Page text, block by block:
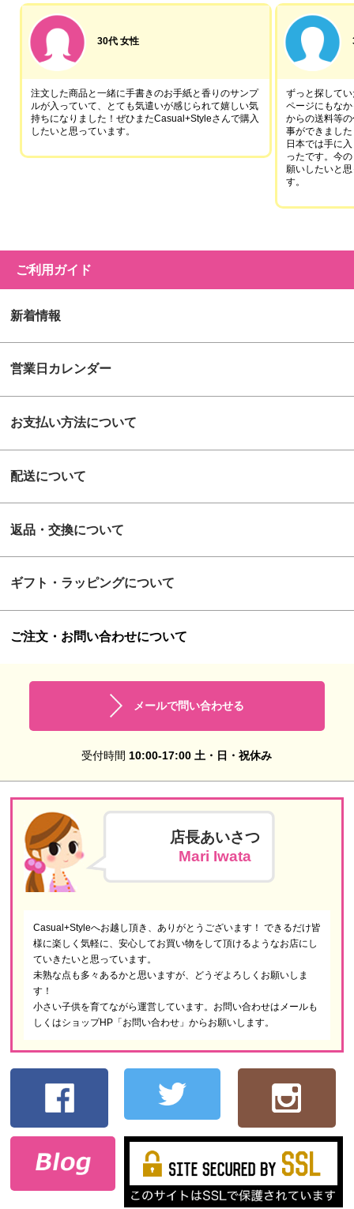
30代 女性
注文した商品と一緒に手書きのお手紙と香りのサンプ
ルが入っていて、とても気遣いが感じられて嬉しい気
持ちになりました！ぜひまたCasual+Styleさんで購入
したいと思っています。
ずっと探して
ページにもな
からの送料等
事ができました
日本では手に
ったです。今
願いしたいと
す。
ご利用ガイド
新着情報
営業日カレンダー
お支払い方法について
配送について
返品・交換について
ギフト・ラッピングについて
ご注文・お問い合わせについて
メールで問い合わせる
受付時間 10:00-17:00 土・日・祝休み
店長あいさつ
Mari Iwata
Casual+Styleへお越し頂き、ありがとうございます！ できるだけ皆
様に楽しく気軽に、安心してお買い物をして頂けるようなお店にし
ていきたいと思っています。
未熟な点も多々あるかと思いますが、どうぞよろしくお願いしま
す！
小さい子供を育てながら運営しています。お問い合わせはメールも
しくはショップHP「お問い合わせ」からお願いします。